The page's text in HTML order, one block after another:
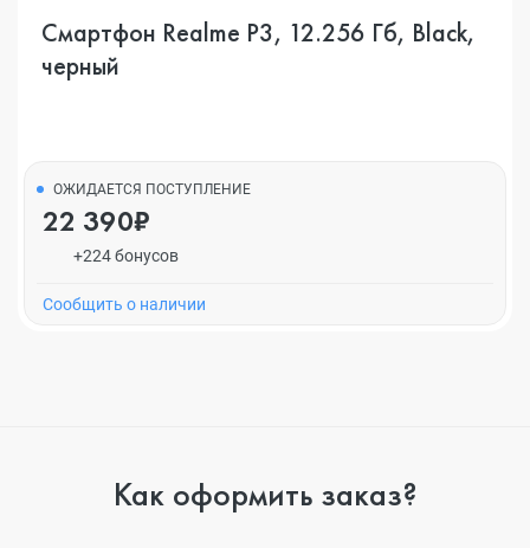
Смартфон Realme P3, 12.256 Гб, Black,
черный
ОЖИДАЕТСЯ ПОСТУПЛЕНИЕ
22 390₽
+224 бонусов
Cообщить о наличии
Как оформить заказ?